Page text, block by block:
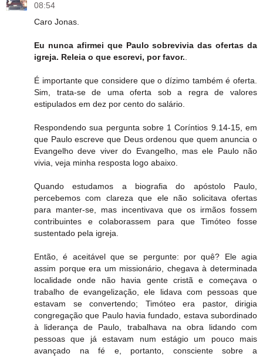
08:54
Caro Jonas.
Eu nunca afirmei que Paulo sobrevivia das ofertas da
igreja. Releia o que escrevi, por favor.
É importante que considere que o dízimo também é oferta.
Sim, trata-se de uma oferta sob a regra de valores
estipulados em dez por cento do salário.
Respondendo sua pergunta sobre 1 Coríntios 9.14-15, em
que Paulo escreve que Deus ordenou que quem anuncia o
Evangelho deve viver do Evangelho, mas ele Paulo não
vivia, veja minha resposta logo abaixo.
Quando estudamos a biografia do apóstolo Paulo,
percebemos com clareza que ele não solicitava ofertas
para manter-se, mas incentivava que os irmãos fossem
contribuintes e colaborassem para que Timóteo fosse
sustentado pela igreja.
Então, é aceitável que se pergunte: por quê? Ele agia
assim porque era um missionário, chegava à determinada
localidade onde não havia gente cristã e começava o
trabalho de evangelização, ele lidava com pessoas que
estavam se convertendo; Timóteo era pastor, dirigia
congregação que Paulo havia fundado, estava subordinado
à liderança de Paulo, trabalhava na obra lidando com
pessoas que já estavam num estágio um pouco mais
avançado na fé e, portanto, consciente sobre a